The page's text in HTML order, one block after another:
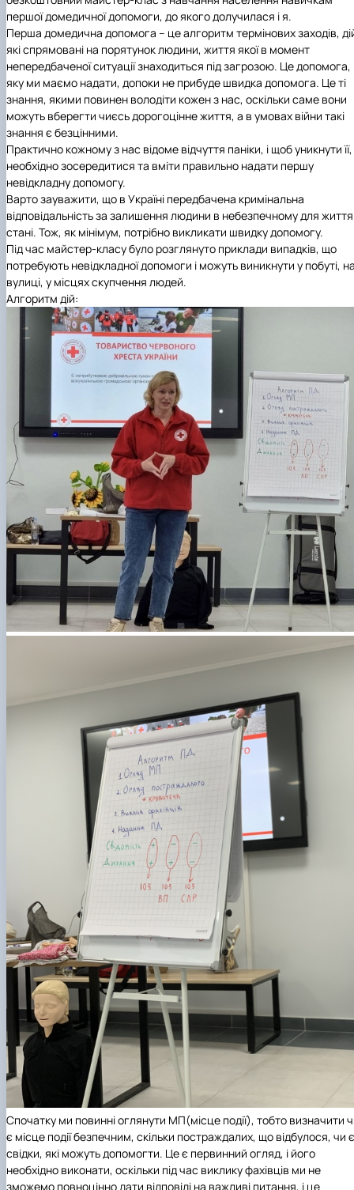
першої домедичної допомоги, до якого долучилася і я.
Перша домедична допомога – це алгоритм термінових заходів,
які спрямовані на порятунок людини, життя якої в момент
непередбаченої ситуації знаходиться під загрозою. Це допомога,
яку ми маємо надати, допоки не прибуде швидка допомога. Це ті
знання, якими повинен володіти кожен з нас, оскільки саме вони
можуть вберегти чиєсь дорогоцінне життя, а в умовах війни такі
знання є безцінними.
Практично кожному з нас відоме відчуття паніки, і щоб уникнути її,
необхідно зосередитися та вміти правильно надати першу
невідкладну допомогу.
Варто зауважити, що в Україні передбачена кримінальна
відповідальність за залишення людини в небезпечному для життя
стані. Тож, як мінімум, потрібно викликати швидку допомогу.
Під час майстер-класу було розглянуто приклади випадків, що
потребують невідкладної допомоги і можуть виникнути у побуті,
вулиці, у місцях скупчення людей.
Алгоритм дій:
Спочатку ми повинні оглянути МП(місце події), тобто визначити
є місце події безпечним, скільки постраждалих, що відбулося, чи є
свідки, які можуть допомогти. Це є первинний огляд, і його
необхідно виконати, оскільки під час виклику фахівців ми не
зможемо повноцінно дати відповіді на важливі питання, і це